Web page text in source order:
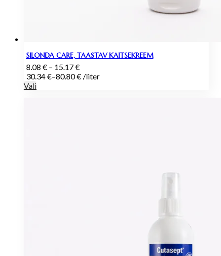
SILONDA CARE, TAASTAV KAITSEKREEM
8.08 € – 15.17€Hinnavahemik:
8.08 €
30.34€–80.80€ /liter
Vali